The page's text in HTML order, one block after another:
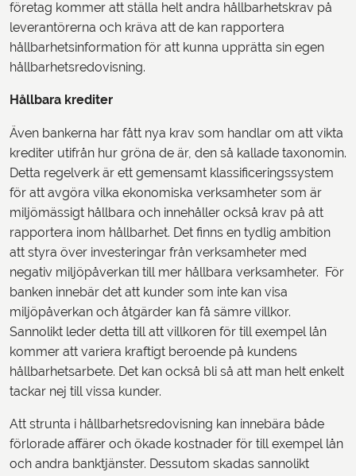
företag kommer att ställa helt andra hållbarhetskrav på
leverantörerna och kräva att de kan rapportera
hållbarhetsinformation för att kunna upprätta sin egen
hållbarhetsredovisning.
Hållbara krediter
Även bankerna har fått nya krav som handlar om att vikta
krediter utifrån hur gröna de är, den så kallade taxonomin.
Detta regelverk är ett gemensamt klassificeringssystem
för att avgöra vilka ekonomiska verksamheter som är
miljömässigt hållbara och innehåller också krav på att
rapportera inom hållbarhet. Det finns en tydlig ambition
att styra över investeringar från verksamheter med
negativ miljöpåverkan till mer hållbara verksamheter. För
banken innebär det att kunder som inte kan visa
miljöpåverkan och åtgärder kan få sämre villkor.
Sannolikt leder detta till att villkoren för till exempel lån
kommer att variera kraftigt beroende på kundens
hållbarhetsarbete. Det kan också bli så att man helt enkelt
tackar nej till vissa kunder.
Att strunta i hållbarhetsredovisning kan innebära både
förlorade affärer och ökade kostnader för till exempel lån
och andra banktjänster. Dessutom skadas sannolikt